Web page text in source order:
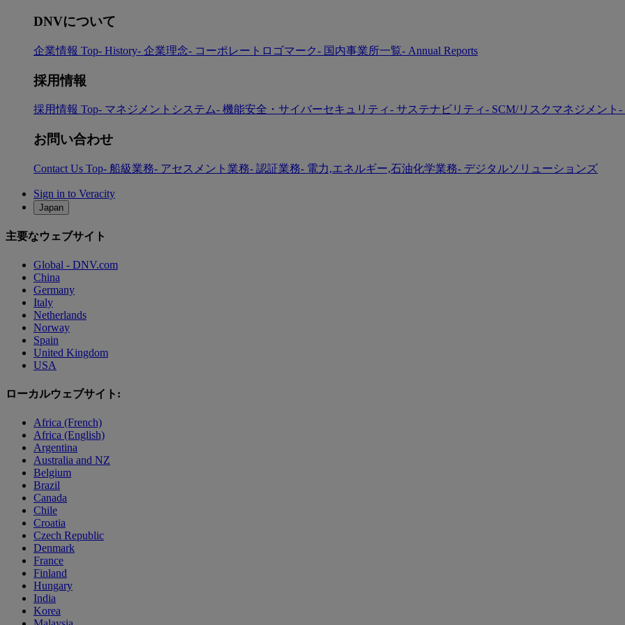
DNVについて
企業情報 Top- History- 企業理念- コーポレートロゴマーク- 国内事業所一覧- Annual Reports
採用情報
採用情報 Top- マネジメントシステム- 機能安全・サイバーセキュリティ- サステナビリティ- SCM/リスクマネジメント -
お問い合わせ
Contact Us Top- 船級業務- アセスメント業務- 認証業務- 電力,エネルギー,石油化学業務- デジタルソリューションズ
Sign in to Veracity
Japan
主要なウェブサイト
Global - DNV.com
China
Germany
Italy
Netherlands
Norway
Spain
United Kingdom
USA
ローカルウェブサイト:
Africa (French)
Africa (English)
Argentina
Australia and NZ
Belgium
Brazil
Canada
Chile
Croatia
Czech Republic
Denmark
France
Finland
Hungary
India
Korea